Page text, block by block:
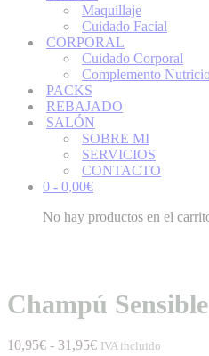
Maquillaje
Cuidado Facial
CORPORAL
Cuidado Corporal
Complemento
PACKS
REBAJADO
SALÓN
SOBRE MI
SERVICIOS
CONTACTO
0 - 0,00€
No hay productos en el
Champú
10,95€ - 31,95€Rango
IVA incluido